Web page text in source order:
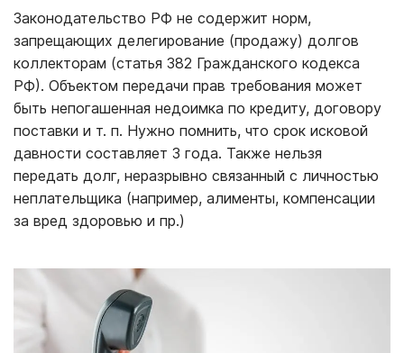
Законодательство РФ не содержит норм,
запрещающих делегирование (продажу) долгов
коллекторам (статья 382 Гражданского кодекса
РФ). Объектом передачи прав требования может
быть непогашенная недоимка по кредиту, договору
поставки и т. п. Нужно помнить, что срок исковой
давности составляет 3 года. Также нельзя
передать долг, неразрывно связанный с личностью
неплательщика (например, алименты, компенсации
за вред здоровью и пр.)